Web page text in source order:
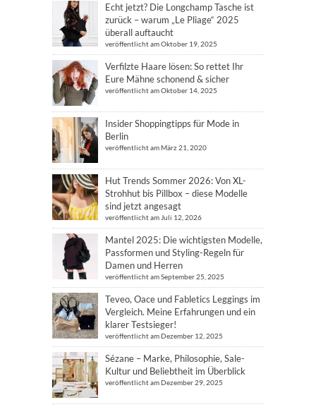
Echt jetzt? Die Longchamp Tasche ist
zurück – warum „Le Pliage“ 2025
überall auftaucht
veröffentlicht am Oktober 19, 2025
Verfilzte Haare lösen: So rettet Ihr
Eure Mähne schonend & sicher
veröffentlicht am Oktober 14, 2025
Insider Shoppingtipps für Mode in
Berlin
veröffentlicht am März 21, 2020
Hut Trends Sommer 2026: Von XL-
Strohhut bis Pillbox – diese Modelle
sind jetzt angesagt
veröffentlicht am Juli 12, 2026
Mantel 2025: Die wichtigsten Modelle,
Passformen und Styling-Regeln für
Damen und Herren
veröffentlicht am September 25, 2025
Teveo, Oace und Fabletics Leggings im
Vergleich. Meine Erfahrungen und ein
klarer Testsieger!
veröffentlicht am Dezember 12, 2025
Sézane – Marke, Philosophie, Sale-
Kultur und Beliebtheit im Überblick
veröffentlicht am Dezember 29, 2025